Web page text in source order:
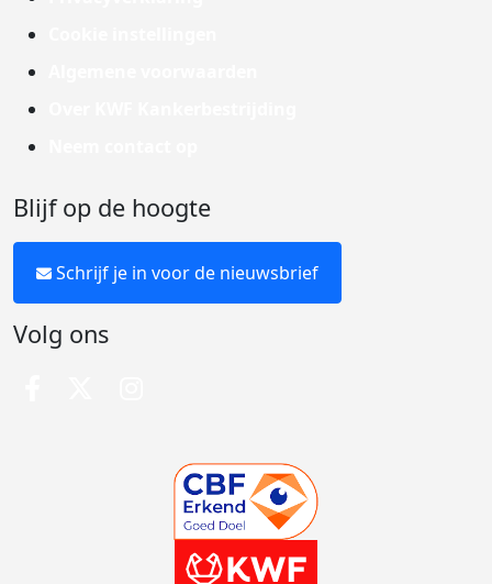
Blijf op de hoogte
Schrijf je in voor de nieuwsbrief
Volg ons